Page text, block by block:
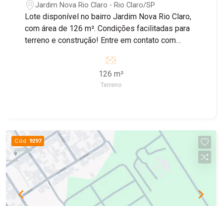
Jardim Nova Rio Claro - Rio Claro/SP
Lote disponível no bairro Jardim Nova Rio Claro,
com área de 126 m². Condições facilitadas para
terreno e construção! Entre em contato com
126 m²
Terreno
Cód. 9297